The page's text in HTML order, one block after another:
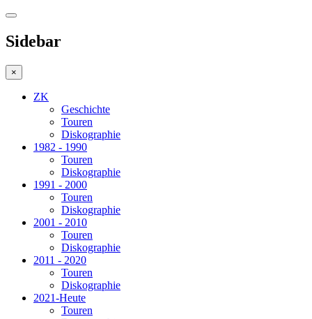
Sidebar
×
ZK
Geschichte
Touren
Diskographie
1982 - 1990
Touren
Diskographie
1991 - 2000
Touren
Diskographie
2001 - 2010
Touren
Diskographie
2011 - 2020
Touren
Diskographie
2021-Heute
Touren